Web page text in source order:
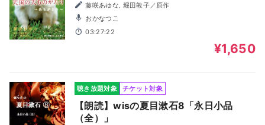
藤咲あゆな, 堀田敦子／原作
おかなつこ
03:27:22
¥1,650
聴き放題対象 チケット対象
【朗読】wisの夏目漱石8「永日小品
（全）」